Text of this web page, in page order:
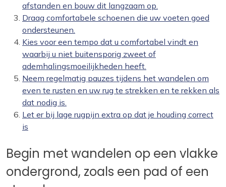
afstanden en bouw dit langzaam op.
Draag comfortabele schoenen die uw voeten goed
ondersteunen.
Kies voor een tempo dat u comfortabel vindt en
waarbij u niet buitensporig zweet of
ademhalingsmoeilijkheden heeft.
Neem regelmatig pauzes tijdens het wandelen om
even te rusten en uw rug te strekken en te rekken als
dat nodig is.
Let er bij lage rugpijn extra op dat je houding correct
is
Begin met wandelen op een vlakke
ondergrond, zoals een pad of een